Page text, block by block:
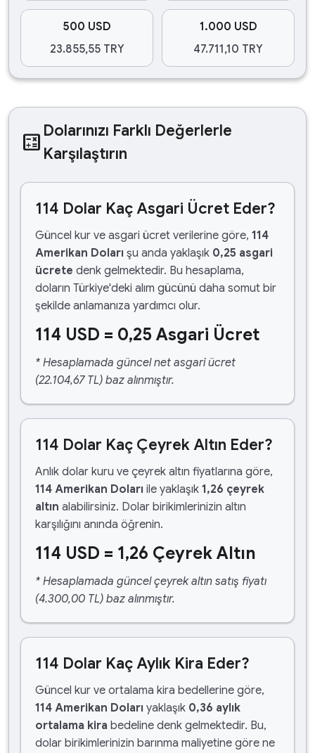
500 USD
23.855,55 TRY
1.000 USD
47.711,10 TRY
calculate Dolarınızı Farklı Değerlerle
Karşılaştırın
114 Dolar Kaç Asgari Ücret Eder?
Güncel kur ve asgari ücret verilerine göre, 114
Amerikan Doları şu anda yaklaşık 0,25 asgari
ücrete denk gelmektedir. Bu hesaplama,
doların Türkiye'deki alım gücünü daha somut bir
şekilde anlamanıza yardımcı olur.
114 USD = 0,25 Asgari Ücret
* Hesaplamada güncel net asgari ücret
(22.104,67 TL) baz alınmıştır.
114 Dolar Kaç Çeyrek Altın Eder?
Anlık dolar kuru ve çeyrek altın fiyatlarına göre,
114 Amerikan Doları ile yaklaşık 1,26 çeyrek
altın alabilirsiniz. Dolar birikimlerinizin altın
karşılığını anında öğrenin.
114 USD = 1,26 Çeyrek Altın
* Hesaplamada güncel çeyrek altın satış fiyatı
(4.300,00 TL) baz alınmıştır.
114 Dolar Kaç Aylık Kira Eder?
Güncel kur ve ortalama kira bedellerine göre,
114 Amerikan Doları yaklaşık 0,36 aylık
ortalama kira bedeline denk gelmektedir. Bu,
dolar birikimlerinizin barınma maliyetine göre ne